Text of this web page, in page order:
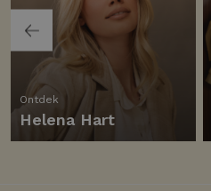
Ontdek
Helena Hart